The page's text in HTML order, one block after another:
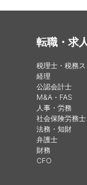
転職・求
税理士・税務
経理
公認会計士
M&A・FAS
人事・労務
社会保険労務士
法務・知財
弁護士
財務
CFO